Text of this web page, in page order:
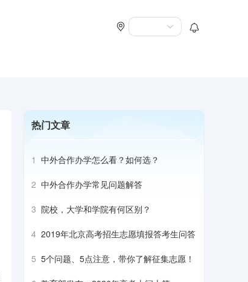
热门文章
1 中外合作办学怎么看？如何选？
2 中外合作办学常见问题解答
3 院校，大学和学院有何区别？
4 2019年北京高考招生志愿填报答考生问答
5 5个问题、5点注意，带你了解征集志愿！